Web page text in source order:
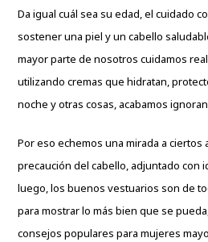
Da igual cuál sea su edad, el cuidado
sostener una piel y un cabello
mayor parte de nosotros cuidamos
utilizando cremas que hidratan,
noche y otras cosas, acabamos
Por eso echemos una mirada a ciertos
precaución del cabello, adjuntado con
luego, los buenos vestuarios son de
para mostrar lo más bien que se
consejos populares para mujeres